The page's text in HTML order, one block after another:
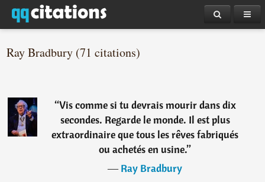
Ray Bradbury (71 citations)
“Vis comme si tu devrais mourir dans dix
secondes. Regarde le monde. Il est plus
extraordinaire que tous les rêves fabriqués
ou achetés en usine.”
―Ray Bradbury